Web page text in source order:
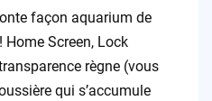
façon aquarium de
Screen, Lock
règne (vous
qui s’accumule